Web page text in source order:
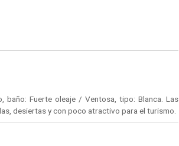
Fuerte oleaje / Ventosa, tipo: Blanca. Las
desiertas y con poco atractivo para el turismo.